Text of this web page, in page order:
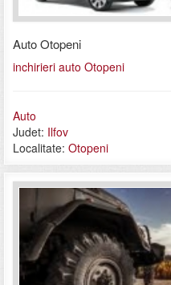
Auto Otopeni
inchirieri auto Otopeni
Auto
Judet: Ilfov
Localitate: Otopeni